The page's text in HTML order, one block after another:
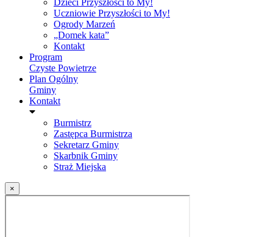
Dzieci Przyszłości to My!
Uczniowie Przyszłości to My!
Ogrody Marzeń
„Domek kata”
Kontakt
Program
Czyste Powietrze
Plan Ogólny
Gminy
Kontakt
Burmistrz
Zastępca Burmistrza
Sekretarz Gminy
Skarbnik Gminy
Straż Miejska
×